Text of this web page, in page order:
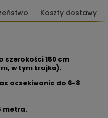
Koszty dostawy
szerokości 150 cm
w tym krajka).
oczekiwania do 6-8
metra.